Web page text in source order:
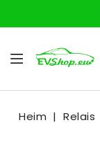
Heim Relais